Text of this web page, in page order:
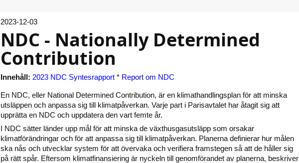
2023-12-03
NDC - Nationally Determined
Contribution
Innehåll: 2023 NDC Syntesrapport * Report om NDC
En NDC, eller National Determined Contribution, är en klimathandlingsplan för att minska
utsläppen och anpassa sig till klimatpåverkan. Varje part i Parisavtalet har åtagit sig att
upprätta en NDC och uppdatera den vart femte år.
I NDC sätter länder upp mål för att minska de växthusgasutsläpp som orsakar
klimatförändringar och för att anpassa sig till klimatpåverkan. Planerna definierar hur målen
ska nås och utvecklar system för att övervaka och verifiera framstegen så att de håller sig
på rätt spår. Eftersom klimatfinansiering är nyckeln till genomförandet av planerna, beskriver